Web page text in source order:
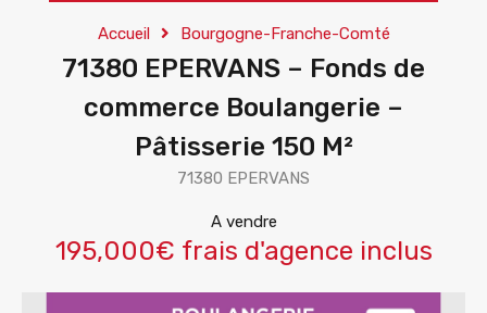
Accueil Bourgogne-Franche-Comté
71380 EPERVANS – Fonds de
commerce Boulangerie –
Pâtisserie 150 M²
71380 EPERVANS
A vendre
195,000€ frais d'agence inclus